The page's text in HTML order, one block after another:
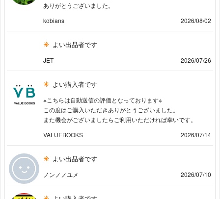
ありがとうございました。
kobians
2026/08/02
よい出品者です
JET 2026/07/26
よい購入者です
※こちらは自動送信の評価となっております※
この度はご購入いただきありがとうございました。
また機会がございましたらご利用いただければ幸いです。
VALUEBOOKS
2026/07/14
よい出品者です
ノンノノユメ 2026/07/10